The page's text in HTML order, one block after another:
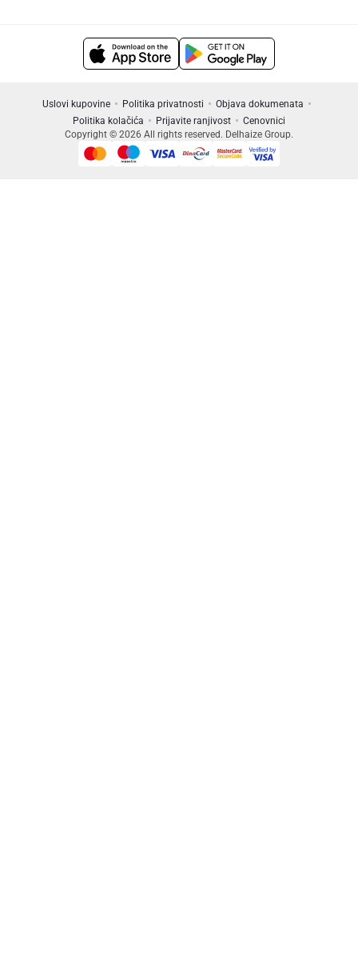
Uslovi kupovine Politika privatnosti
Objava dokumenata
Politika kolačića
Prijavite ranjivost
Cenovnici
Copyright © 2026 All rights reserved. Delhaize Group.